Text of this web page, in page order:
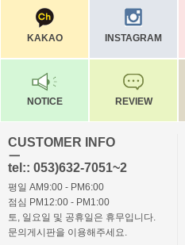
KAKAO INSTAGRAM
NOTICE REVIEW
CUSTOMER INFO
ㅡ
tel:: 053)632-7051~2
평일 AM9:00 - PM6:00
점심 PM12:00 - PM1:00
토, 일요일 및 공휴일은 휴무입니다.
문의게시판을 이용해주세요.